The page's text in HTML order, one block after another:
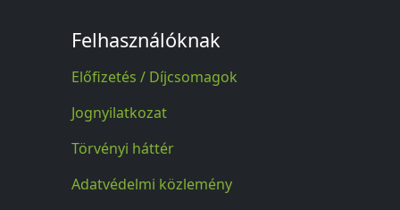
Felhasználóknak
Előfizetés / Díjcsomagok
Jognyilatkozat
Törvényi háttér
Adatvédelmi közlemény